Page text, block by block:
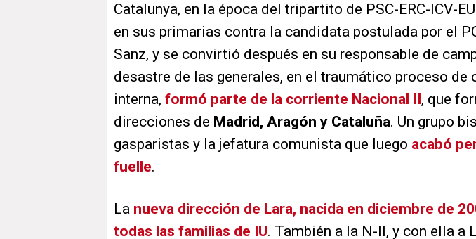
Catalunya, en la época del tripartito de PSC-ERC-ICV-
en sus primarias contra la candidata postulada por el
Sanz, y se convirtió después en su responsable de
desastre de las generales, en el traumático proceso de
interna, formó parte de la corriente Nacional II , que
direcciones de Madrid, Aragón y Cataluña. Un grupo
gasparistas y la jefatura comunista que luego acabó
fuelle.
La nueva dirección de Lara, nacida en diciembre de
todas las familias de IU. También a la N-II, y con ella a